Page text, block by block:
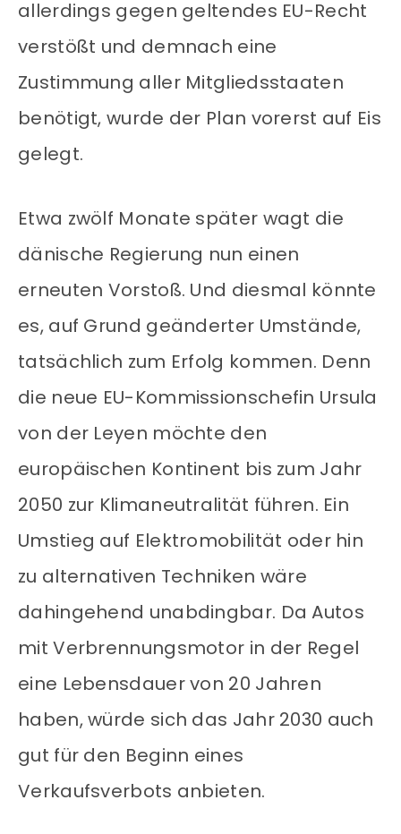
allerdings gegen geltendes EU-Recht
verstößt und demnach eine
Zustimmung aller Mitgliedsstaaten
benötigt, wurde der Plan vorerst auf Eis
gelegt.
Etwa zwölf Monate später wagt die
dänische Regierung nun einen
erneuten Vorstoß. Und diesmal könnte
es, auf Grund geänderter Umstände,
tatsächlich zum Erfolg kommen. Denn
die neue EU-Kommissionschefin Ursula
von der Leyen möchte den
europäischen Kontinent bis zum Jahr
2050 zur Klimaneutralität führen. Ein
Umstieg auf Elektromobilität oder hin
zu alternativen Techniken wäre
dahingehend unabdingbar. Da Autos
mit Verbrennungsmotor in der Regel
eine Lebensdauer von 20 Jahren
haben, würde sich das Jahr 2030 auch
gut für den Beginn eines
Verkaufsverbots anbieten.